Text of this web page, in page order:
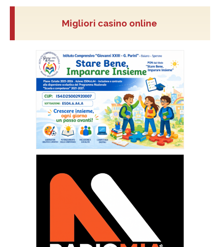
Migliori casino online